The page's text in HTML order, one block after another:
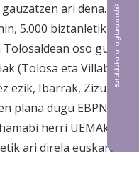
ari dena. Izan
5.000 biztanletik
oso gutxi
(Tolosa eta Villabona).
ezik, Ibarrak, Zizurkilek
plana dugu EBPN.
herri UEMAko
ari direla euskara
Bat aldizkarian argitaratu nahi?